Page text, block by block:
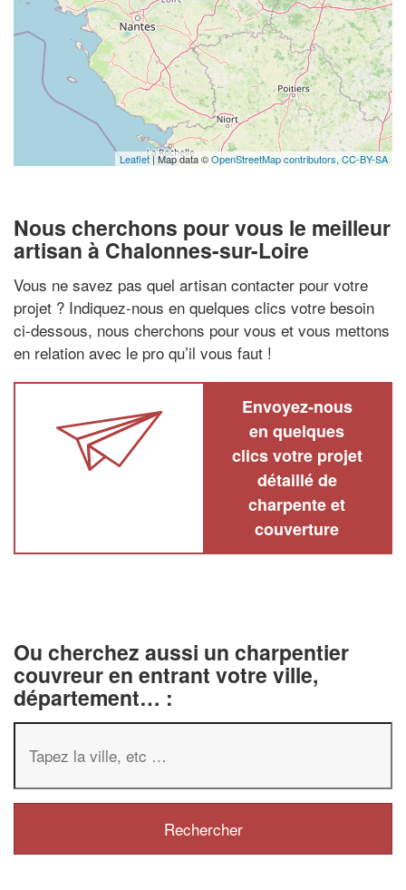
Leaflet| Map data ©OpenStreetMap contributors, CC-BY-SA
Nous cherchons pour vous le meilleur
artisan à Chalonnes-sur-Loire
Vous ne savez pas quel artisan contacter pour votre
projet ? Indiquez-nous en quelques clics votre besoin
ci-dessous, nous cherchons pour vous et vous mettons
en relation avec le pro qu’il vous faut !
Envoyez-nous
en quelques
clics votre projet
détaillé de
charpente et
couverture
Ou cherchez aussi un charpentier
couvreur en entrant votre ville,
département… :